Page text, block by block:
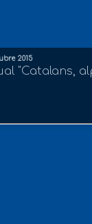
2015
"Catalans,